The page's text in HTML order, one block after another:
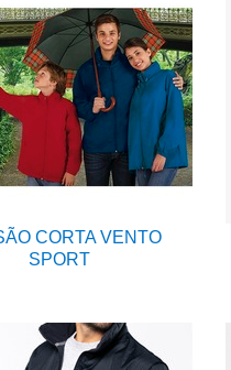
CORTA VENTO
SPORT